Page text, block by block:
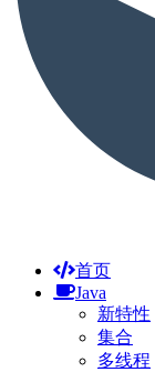
首页
Java
新特性
集合
多线程